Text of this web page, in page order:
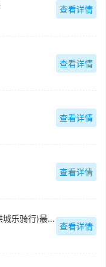
查看详情
查看详情
查看详情
查看详情
南昌公共自行车客户端(洪城乐骑行)最新版
查看详情